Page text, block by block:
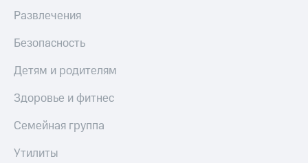
Откладывайте
и получайте
Платежи
и
переводы
Пополнить
номер
покупке
МТС
Развлечения
Безопасность
Детям и родителям
Здоровье и фитнес
Семейная группа
Утилиты